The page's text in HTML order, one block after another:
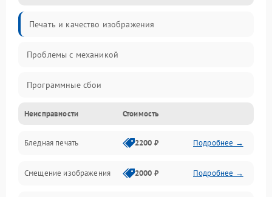
Печать и качество изображения
Проблемы с механикой
Программные сбои
Программные ошибки
Картриджи и расходники
Механика и узлы
Неисправности Стоимость
Бледная печать 2200 ₽ Подробнее →
Смещение изображения 2000 ₽ Подробнее →